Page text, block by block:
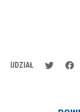
UDZIAŁ